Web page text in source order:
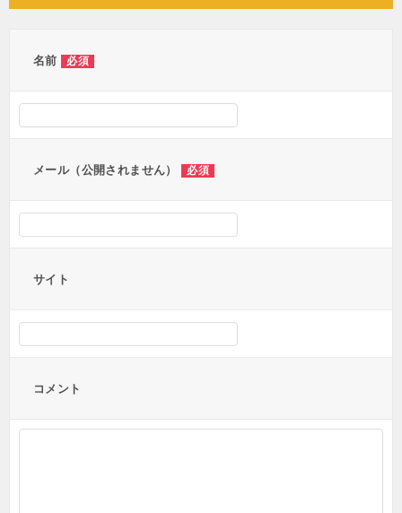
名前 必須
メール（公開されません） 必須
サイト
コメント